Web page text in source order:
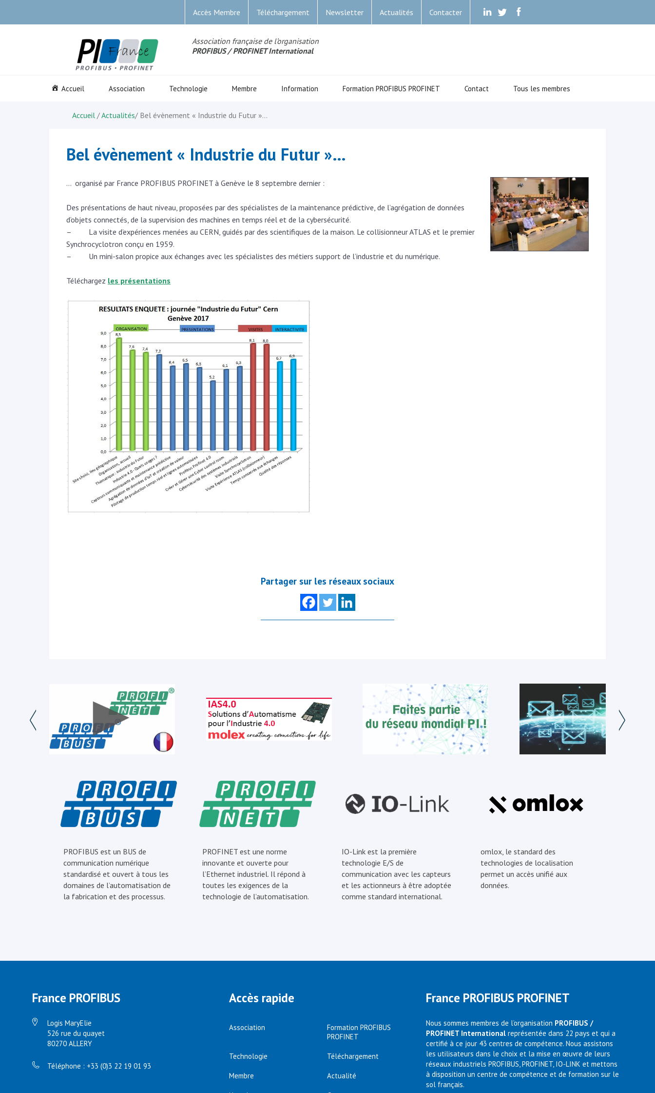
Accès Membre Téléchargement Newsletter Actualités Contacter . . .
Association française de l’organisation
PROFIBUS / PROFINET International
Accueil Association Technologie Membre Information Formation PROFIBUS PROFINET Contact Tous les membres
Accueil /Actualités/ Bel évènement « Industrie du Futur »…
Bel évènement « Industrie du Futur »…
… organisé par France PROFIBUS PROFINET à Genève le 8 septembre dernier :
Des présentations de haut niveau, proposées par des spécialistes de la maintenance prédictive, de l’agrégation de données
d’objets connectés, de la supervision des machines en temps réel et de la cybersécurité.
– La visite d’expériences menées au CERN, guidés par des scientifiques de la maison. Le collisionneur ATLAS et le premier
Synchrocyclotron conçu en 1959.
– Un mini-salon propice aux échanges avec les spécialistes des métiers support de l’industrie et du numérique.
Téléchargez les présentations
Partager sur les réseaux sociaux
PROFIBUS est un BUS de
communication numérique
standardisé et ouvert à tous les
domaines de l’automatisation de
la fabrication et des processus.
PROFINET est une norme
innovante et ouverte pour
l’Ethernet industriel. Il répond à
toutes les exigences de la
technologie de l’automatisation.
IO-Link est la première
technologie E/S de
communication avec les capteurs
et les actionneurs à être adoptée
comme standard international.
omlox, le standard des
technologies de localisation
permet un accès unifié aux
données.
France PROFIBUS
Logis MaryElie
526 rue du quayet
80270 ALLERY
Téléphone : +33 (0)3 22 19 01 93
Accès rapide
Association
Formation PROFIBUS
PROFINET
Technologie Téléchargement
Membre Actualité
France PROFIBUS PROFINET
Nous sommes membres de l’organisation PROFIBUS /
PROFINET Internationalreprésentée dans 22 pays et qui a
certifié à ce jour 43 centres de compétence. Nous assistons
les utilisateurs dans le choix et la mise en œuvre de leurs
réseaux industriels PROFIBUS, PROFINET, IO-LINK et mettons
à disposition un centre de compétence et de formation sur le
sol français.